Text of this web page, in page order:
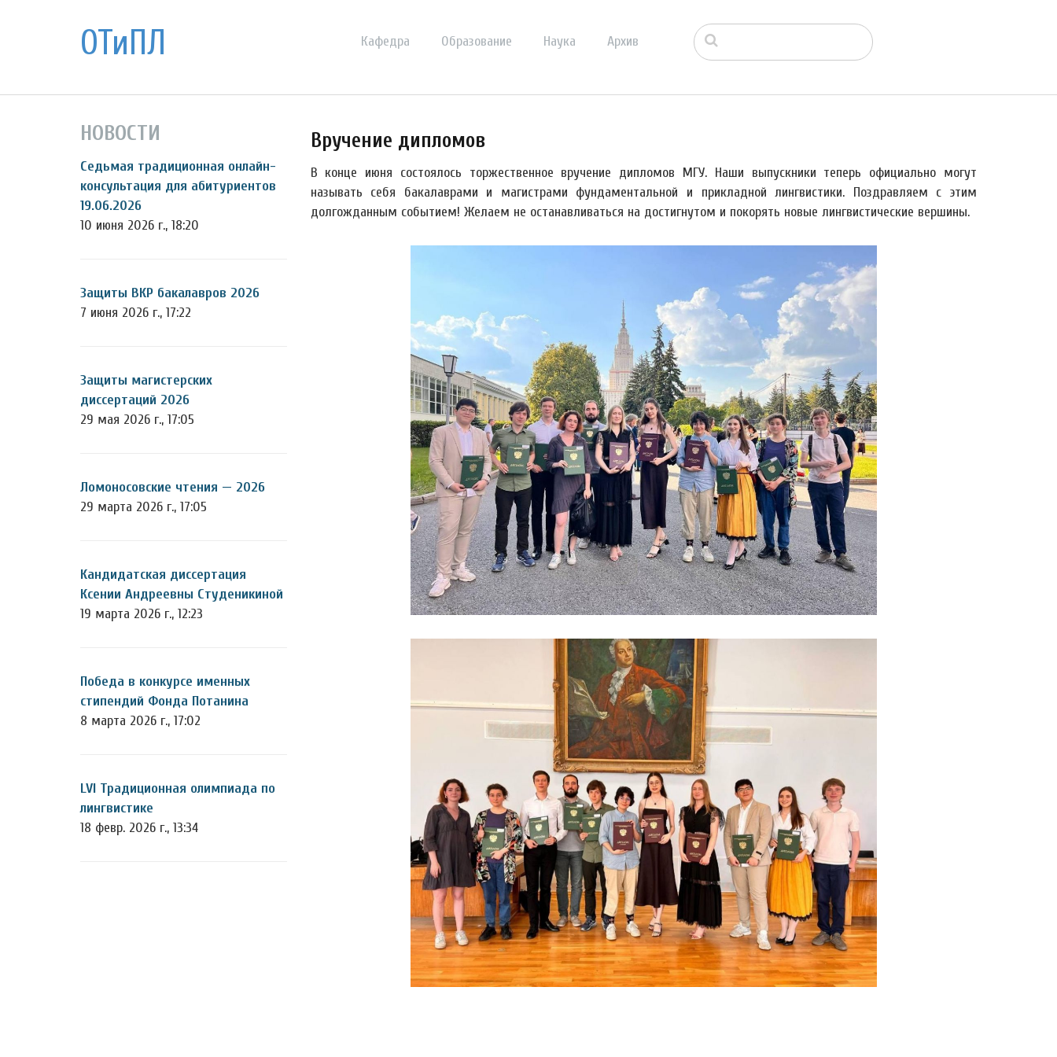
ОТиПЛ Кафедра Образование Наука Архив
НОВОСТИ
Седьмая традиционная онлайн-
консультация для абитуриентов
19.06.2026
10 июня 2026 г., 18:20
Защиты ВКР бакалавров 2026
7 июня 2026 г., 17:22
Защиты магистерских
диссертаций 2026
29 мая 2026 г., 17:05
Ломоносовские чтения — 2026
29 марта 2026 г., 17:05
Кандидатская диссертация
Ксении Андреевны Студеникиной
19 марта 2026 г., 12:23
Победа в конкурсе именных
стипендий Фонда Потанина
8 марта 2026 г., 17:02
LVI Традиционная олимпиада по
лингвистике
18 февр. 2026 г., 13:34
Вручение дипломов
В конце июня состоялось торжественное вручение дипломов МГУ. Наши выпускники теперь официально могут
называть себя бакалаврами и магистрами фундаментальной и прикладной лингвистики. Поздравляем с этим
долгожданным событием! Желаем не останавливаться на достигнутом и покорять новые лингвистические вершины.